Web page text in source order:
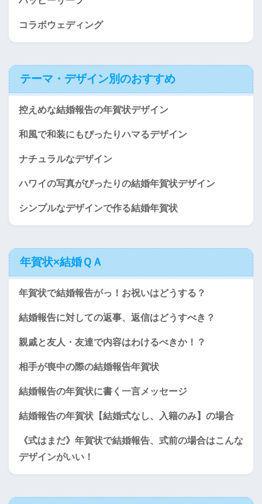
コラボウェディング
テーマ・デザイン別のおすすめ
控えめな結婚報告の年賀状デザイン
和風で和装にもぴったりハマるデザイン
ナチュラルなデザイン
ハワイの写真がぴったりの結婚年賀状デザイン
シンプルなデザインで作る結婚年賀状
年賀状×結婚ＱＡ
年賀状で結婚報告がっ！お祝いはどうする？
結婚報告に対しての返事、返信はどうすべき？
親戚と友人・友達で内容はわけるべきか！？
相手が喪中の際の結婚報告年賀状
結婚報告の年賀状に書く一言メッセージ
結婚報告の年賀状【結婚式なし、入籍のみ】の場合
《式はまだ》年賀状で結婚報告、式前の場合はこんな
デザインがいい！